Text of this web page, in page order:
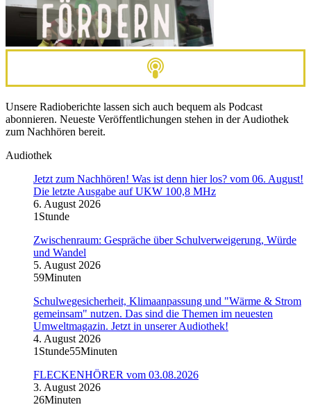
Unsere Radioberichte lassen sich auch bequem als Podcast
abonnieren. Neueste Veröffentlichungen stehen in der Audiothek
zum Nachhören bereit.
Audiothek
Jetzt zum Nachhören! Was ist denn hier los? vom 06. August!
Die letzte Ausgabe auf UKW 100,8 MHz
6. August 2026
1Stunde
Zwischenraum: Gespräche über Schulverweigerung, Würde
und Wandel
5. August 2026
59Minuten
Schulwegesicherheit, Klimaanpassung und "Wärme & Strom
gemeinsam" nutzen. Das sind die Themen im neuesten
Umweltmagazin. Jetzt in unserer Audiothek!
4. August 2026
1Stunde55Minuten
FLECKENHÖRER vom 03.08.2026
3. August 2026
26Minuten